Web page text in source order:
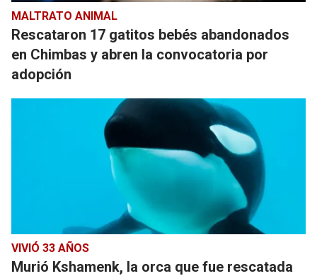
MALTRATO ANIMAL
Rescataron 17 gatitos bebés abandonados
en Chimbas y abren la convocatoria por
adopción
VIVIÓ 33 AÑOS
Murió Kshamenk, la orca que fue rescatada